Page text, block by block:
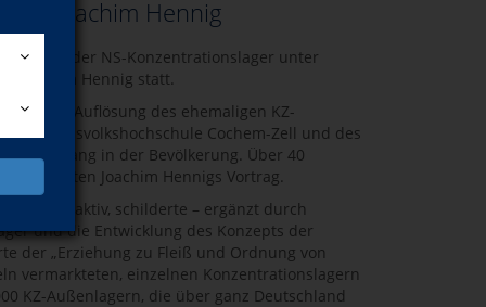
von Joachim Hennig
System der NS-Konzentrationslager unter
Joachim Hennig statt.
der Auflösung des ehemaligen KZ-
der Kreisvolkshochschule Cochem-Zell und des
Anklang in der Bevölkerung. Über 40
verfolgten Joachim Hennigs Vortrag.
aktiv, schilderte – ergänzt durch
und die Entwicklung des Konzepts der
der „Erziehung zu Fleiß und Ordnung von
vermarkteten, einzelnen Konzentrationslagern
KZ-Außenlagern, die über ganz Deutschland